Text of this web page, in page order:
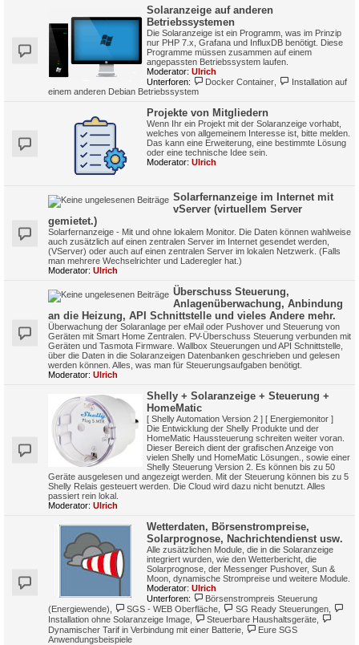
Solaranzeige auf anderen
Betriebssystemen
Die Solaranzeige ist ein Programm, was im Prinzip
nur PHP 7.x, Grafana und InfluxDB benötigt. Diese
Programme müssen zusammen auf einem
angepassten Betriebssystem laufen.
Moderator: Ulrich
Unterforen:
Docker Container
Installation auf
einem anderen Debian Betriebssystem
Projekte von Mitgliedern
Wenn Ihr ein Projekt mit der Solaranzeige vorhabt,
welches von allgemeinem Interesse ist, bitte melden.
Das kann eine Erweiterung, eine bestimmte Lösung
oder eine technische Idee sein.
Moderator: Ulrich
Solarfernanzeige im Internet mit
vServer (virtuellem Server
gemietet.)
Solarfernanzeige - Mit und ohne lokalem Monitor. Die Daten können wahlweise
auch zusätzlich auf einen zentralen Server im Internet gesendet werden,
(VServer) oder auch auf einen zentralen Server im lokalen Netzwerk. (Falls
man mehrere Wechselrichter und Laderegler hat.)
Moderator: Ulrich
Überschuss Steuerung,
Anlagenüberwachung, Anbindung
an die Heizung, API Schnittstelle und vieles Andere mehr.
Überwachung der Solaranlage per eMail oder Pushover und Steuerung von
Geräten mit Smart Home Zentralen. PV-Überschuss Steuerung verbunden mit
Geräten und Tasmota Firmware. Wallbox Steuerungen und API Schnittstelle,
über die Daten in die Solaranzeigen Datenbanken geschrieben und gelesen
werden können. Alles, was man für Steuerungsaufgaben benötigt.
Moderator: Ulrich
Shelly + Solaranzeige + Steuerung +
HomeMatic
[ Shelly Automation Version 2 ] [ Energiemonitor ]
Die Entwicklung der Shelly Produkte und der
HomeMatic Haussteuerung schreiten weiter voran.
Dieser Bereich dient der grafischen Anzeige von
vielen Shelly und HomeMatic Lösungen., sowie einer
Shelly Steuerung Version 2. Es können bis zu 50
Geräte ausgelesen und angezeigt werden. Mit der Steuerung können bis zu 5
Shelly Relais gesteuert werden. Die Cloud wird dazu nicht benutzt. Alles
passiert rein lokal.
Moderator: Ulrich
Wetterdaten, Börsenstrompreise,
Solarprognose, Nachrichtendienst usw.
Alle zusätzlichen Module, die in die Solaranzeige
integriert wurden, wie den Wetterbericht, die
Solarprognose, der Messenger Pushover, Sun &
Moon, dynamische Strompreise und weitere Module.
Moderator: Ulrich
Unterforen:
Börsenstrompreis Steuerung
(Energiewende)
SGS - WEB Oberfläche SG Ready Steuerungen,
Installation ohne Solaranzeige Image
Steuerbare Haushaltsgeräte
Dynamischer Tarif in Verbindung mit einer Batterie
Eure SGS
Anwendungsbeispiele